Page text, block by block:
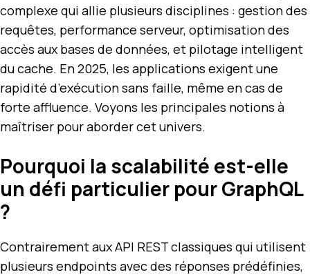
complexe qui allie plusieurs disciplines : gestion des
requêtes, performance serveur, optimisation des
accès aux bases de données, et pilotage intelligent
du cache. En 2025, les applications exigent une
rapidité d’exécution sans faille, même en cas de
forte affluence. Voyons les principales notions à
maîtriser pour aborder cet univers.
Pourquoi la scalabilité est-elle
un défi particulier pour GraphQL
?
Contrairement aux API REST classiques qui utilisent
plusieurs endpoints avec des réponses prédéfinies,